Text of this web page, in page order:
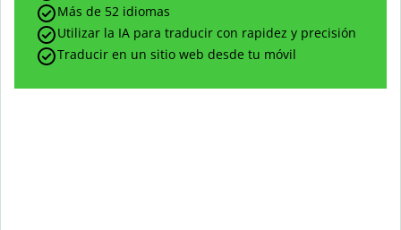
Más de 52 idiomas
Utilizar la IA para traducir con rapidez y precisión
Traducir en un sitio web desde tu móvil